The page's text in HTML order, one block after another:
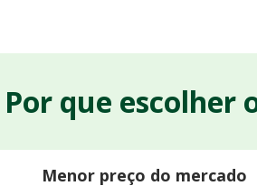
Por que escolher
Menor preço do mercado